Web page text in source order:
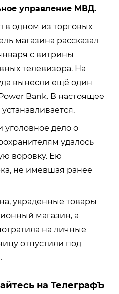
управление МВД.
одном из торговых
магазина рассказал
с витрины
телевизора. На
вынесли ещё один
Bank. В настоящее
уголовное дело о
удалось
воровку. Ею
не имевшая ранее
украденные товары
магазин, а
на личные
отпустили под
на ТелеграфЪ